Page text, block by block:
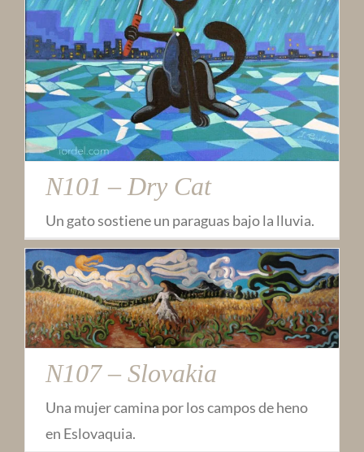
N101 – Dry Cat
Un gato sostiene un paraguas bajo la lluvia.
N107 – Slovakia
Una mujer camina por los campos de heno
en Eslovaquia.